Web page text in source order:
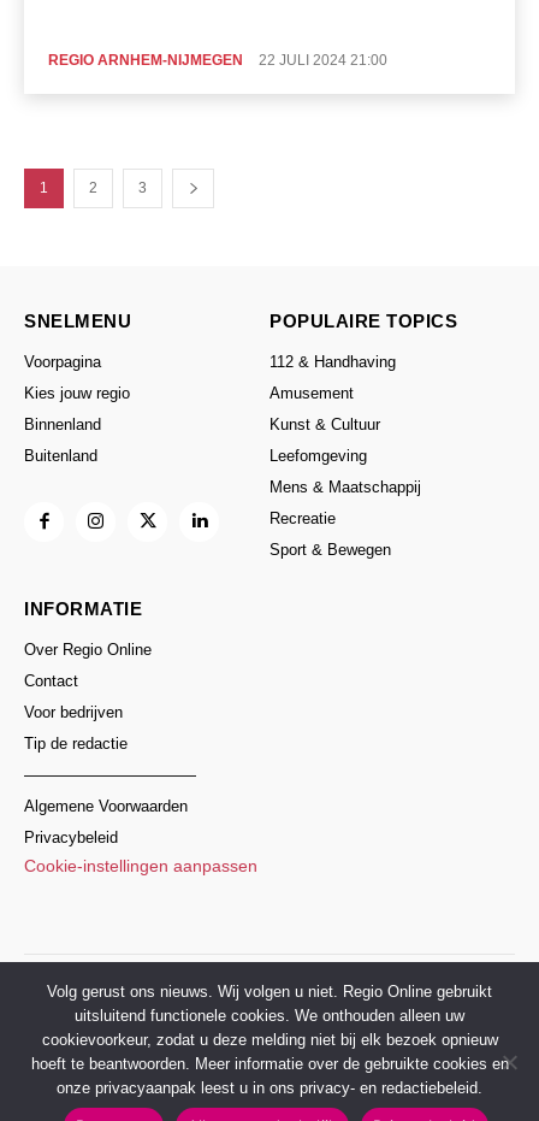
REGIO ARNHEM-NIJMEGEN 22 JULI 2024 21:00
1 2 3
SNELMENU
Voorpagina
Kies jouw regio
Binnenland
Buitenland
POPULAIRE TOPICS
112 & Handhaving
Amusement
Kunst & Cultuur
Leefomgeving
Mens & Maatschappij
Recreatie
Sport & Bewegen
INFORMATIE
Over Regio Online
Contact
Voor bedrijven
Tip de redactie
———————————
Algemene Voorwaarden
Privacybeleid
Cookie-instellingen aanpassen
Volg gerust ons nieuws. Wij volgen u niet. Regio Online gebruikt
uitsluitend functionele cookies. We onthouden alleen uw
cookievoorkeur, zodat u deze melding niet bij elk bezoek opnieuw
hoeft te beantwoorden. Meer informatie over de gebruikte cookies en
onze privacyaanpak leest u in ons privacy- en redactiebeleid.